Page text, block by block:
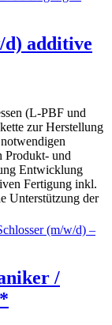
additive
(L-PBF und
zur Herstellung
Produkt- und
Entwicklung
Fertigung inkl.
Unterstützung der
/